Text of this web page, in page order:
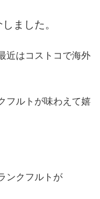
ました。
近はコストコで海外
フルトが味わえて嬉
ンクフルトが